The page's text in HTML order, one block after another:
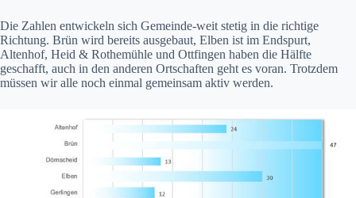
Die Zahlen entwickeln sich Gemeinde-weit stetig in die richtige
Richtung. Brün wird bereits ausgebaut, Elben ist im Endspurt,
Altenhof, Heid & Rothemühle und Ottfingen haben die Hälfte
geschafft, auch in den anderen Ortschaften geht es voran. Trotzdem
müssen wir alle noch einmal gemeinsam aktiv werden.